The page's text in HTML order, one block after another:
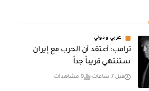
عربي ودولي
‏ترامب: أعتقد أن الحرب مع إيران
ستنتهي قريباً جداً
قبل 7 ساعات 9 مشاهدات